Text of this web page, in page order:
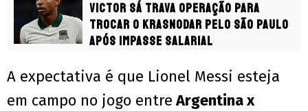
Victor Sá trava operação para
trocar o Krasnodar pelo São Paulo
após impasse salarial
A expectativa é que Lionel Messi esteja
em campo no jogo entreArgentina x